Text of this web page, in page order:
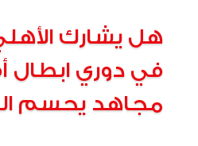
هل يشارك
في دوري ابطال
مجاهد يحسم